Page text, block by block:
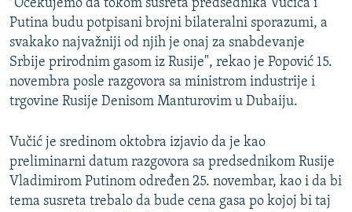
"Očekujemo da tokom susreta predsednika Vučića i
Putina budu potpisani brojni bilateralni sporazumi, a
svakako najvažniji od njih je onaj za snabdevanje
Srbije prirodnim gasom iz Rusije", rekao je Popović 15.
novembra posle razgovora sa ministrom industrije i
trgovine Rusije Denisom Manturovim u Dubaiju.
Vučić je sredinom oktobra izjavio da je kao
preliminarni datum razgovora sa predsednikom Rusije
Vladimirom Putinom određen 25. novembar, kao i da bi
tema susreta trebalo da bude cena gasa po kojoj bi taj